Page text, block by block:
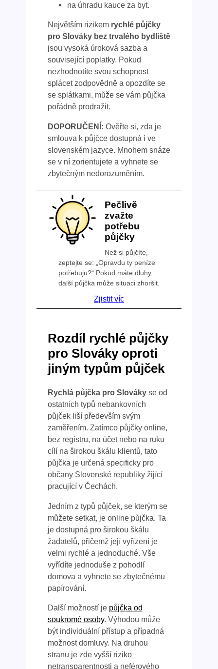
na úhradu kauce za byt.
Největším rizikem rychlé půjčky
pro Slováky bez trvalého bydliště
jsou vysoká úroková sazba a
související poplatky. Pokud
nezhodnotíte svou schopnost
splácet zodpovědně a opozdíte se
se splátkami, může se vám půjčka
pořádně prodražit.
DOPORUČENÍ: Ověřte si, zda je
smlouva k půjčce dostupná i ve
slovenském jazyce. Mnohem snáze
se v ní zorientujete a vyhnete se
zbytečným nedorozuměním.
Pečlivě
zvažte
potřebu
půjčky
Než si půjčíte,
zeptejte se: „Opravdu ty peníze
potřebuju?“ Pokud máte dluhy,
další půjčka může situaci zhoršit.
Zjistit víc
Rozdíl rychlé půjčky
pro Slováky oproti
jiným typům půjček
Rychlá půjčka pro Slovákyse od
ostatních typů nebankovních
půjček liší především svým
zaměřením. Zatímco půjčky online,
bez registru, na účet nebo na ruku
cílí na širokou škálu klientů, tato
půjčka je určená specificky pro
občany Slovenské republiky žijící
pracující v Čechách.
Jedním z typů půjček, se kterým se
můžete setkat, je online půjčka. Ta
je dostupná pro širokou škálu
žadatelů, přičemž její vyřízení je
velmi rychlé a jednoduché. Vše
vyřídíte jednoduše z pohodlí
domova a vyhnete se zbytečnému
papírování.
Další možností je půjčka od
soukromé osoby. Výhodou může
být individuální přístup a případná
možnost domluvy. Na druhou
stranu je zde vyšší riziko
netransparentnosti a neférového